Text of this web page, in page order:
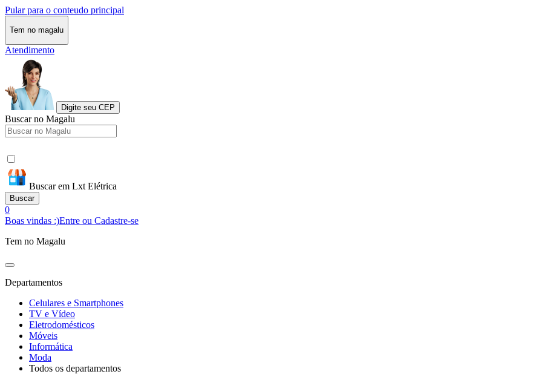
Pular para o conteudo principal
Tem no magalu
Atendimento
Digite seu CEP
Buscar no Magalu
Buscar em Lxt Elétrica
Buscar
0
Boas vindas :)Entre ou Cadastre-se
Tem no Magalu
Departamentos
Celulares e Smartphones
TV e Vídeo
Eletrodomésticos
Móveis
Informática
Moda
Todos os departamentos